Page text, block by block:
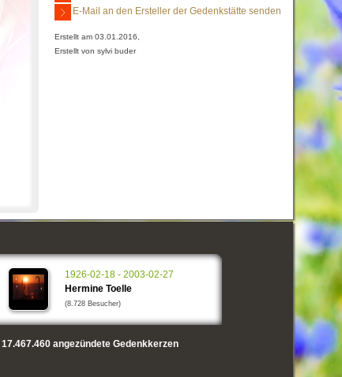
E-Mail an den Ersteller der Gedenkstätte senden
Erstellt am 03.01.2016,
Erstellt von sylvi buder
1926-02-18 - 2003-02-27
Hermine Toelle
(8.728 Besucher)
17.467.460angezündete Gedenkkerzen